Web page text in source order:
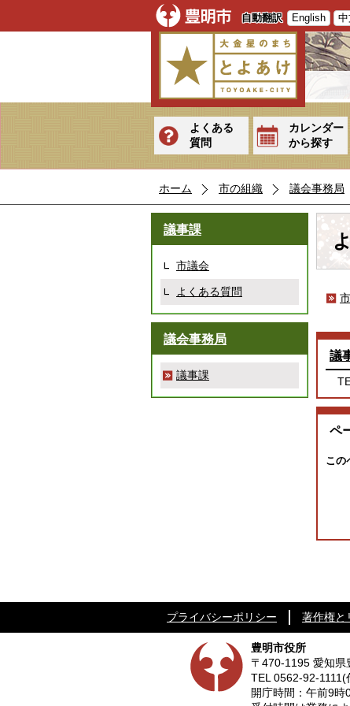
自動翻訳 English 中
よくある
質問
カレンダー
から探す
ホーム 市の組織 議会事務局
議事課
市議会
よくある質問
議会事務局
議事課
議
ペ
この
プライバシーポリシー 著作権と
豊明市役所
〒470-1195 愛知県
TEL 0562-92-1111(
開庁時間：午前9